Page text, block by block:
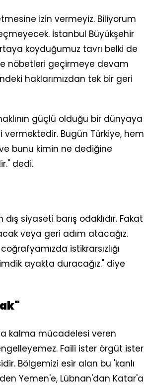
izin vermeyiz. Biliyorum
İstanbul Büyükşehir
koyduğumuz tavrı belki de
nöbetleri geçirmeye devam
haklarımızdan tek bir geri
güçlü olduğu bir dünyaya
Bugün Türkiye, hem
bunu kimin ne dediğine
dedi.
siyaseti barış odaklıdır. Fakat
veya geri adım atacağız.
istikrarsızlığı
ayakta duracağız." diye
kalma mücadelesi veren
Faili ister örgüt ister
Bölgemizi esir alan bu 'kanlı
Yemen'e, Lübnan'dan Katar'a